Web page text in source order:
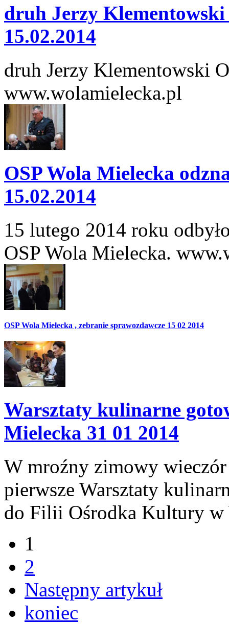
druh Jerzy
15.02.2014
druh Jerzy Klementowski
www.wolamielecka.pl
OSP Wola Mielecka
15.02.2014
15 lutego 2014 roku
OSP Wola Mielecka.
OSP Wola Mielecka , zebranie sprawozdawcze 15 02 2014
Warsztaty kulinarne
Mielecka 31 01 2014
W mroźny zimowy
pierwsze Warsztaty
do Filii Ośrodka Kultury w
1
2
Następny artykuł
koniec